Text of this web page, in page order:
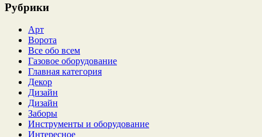
Рубрики
Арт
Ворота
Все обо всем
Газовое оборудование
Главная категория
Декор
Дизайн
Дизайн
Заборы
Инструменты и оборудование
Интересное